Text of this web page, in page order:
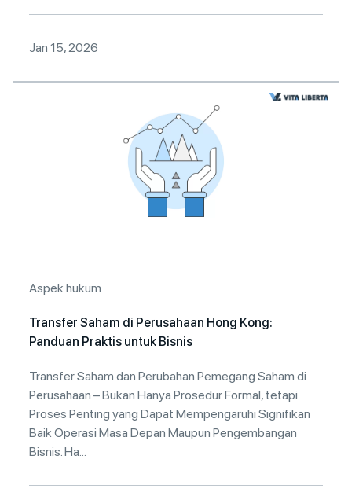
Jan 15, 2026
Aspek hukum
Transfer Saham di Perusahaan Hong Kong:
Panduan Praktis untuk Bisnis
Transfer Saham dan Perubahan Pemegang Saham di
Perusahaan – Bukan Hanya Prosedur Formal, tetapi
Proses Penting yang Dapat Mempengaruhi Signifikan
Baik Operasi Masa Depan Maupun Pengembangan
Bisnis. Ha...